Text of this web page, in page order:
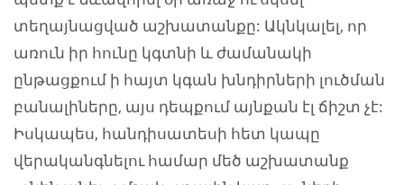
տեղայնացված աշխատանքը: Ակնկալել, որ
առուն իր հունը կգտնի և ժամանակի
ընթացքում ի հայտ կգան խնդիրների լուծման
բանալիները, այս դեպքում այնքան էլ ճիշտ չէ:
Իսկապես, հանդիսատեսի հետ կապը
վերականգնելու համար մեծ աշխատանք